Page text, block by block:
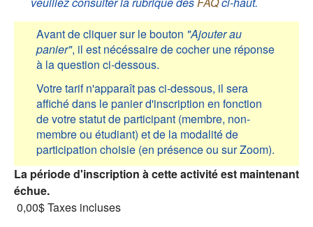
Avant de cliquer sur le bouton "Ajouter au
panier", il est nécéssaire de cocher une réponse
à la question ci-dessous.
Votre tarif n'apparaît pas ci-dessous, il sera
affiché dans le panier d'inscription en fonction
de votre statut de participant (membre, non-
membre ou étudiant) et de la modalité de
participation choisie (en présence ou sur Zoom).
La période d'inscription à cette activité est maintenant
échue.
0,00$Taxes incluses